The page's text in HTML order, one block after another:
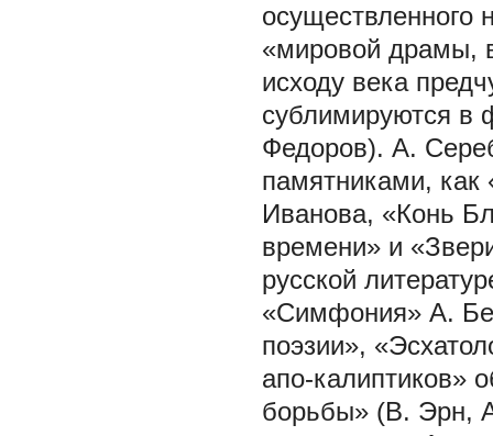
осуществленного
«мировой драмы,
исходу века
сублимируются в
Федоров). А.
памятниками, как
Иванова, «Конь
времени» и
русской
«Симфония» А.
поэзии»,
апо-калиптиков»
борьбы» (В. Эрн,